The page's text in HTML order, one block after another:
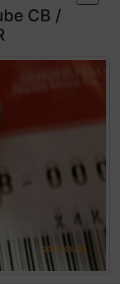
CB /